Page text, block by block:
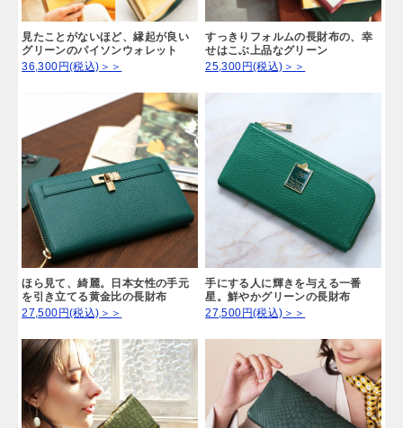
見たことがないほど、縁起が良い
グリーンのパイソンウォレット
36,300円(税込)＞＞
すっきりフォルムの長財布の、幸
せはこぶ上品なグリーン
25,300円(税込)＞＞
ほら見て、綺麗。日本女性の手元
を引き立てる黄金比の長財布
27,500円(税込)＞＞
手にする人に輝きを与える一番
星。鮮やかグリーンの長財布
27,500円(税込)＞＞